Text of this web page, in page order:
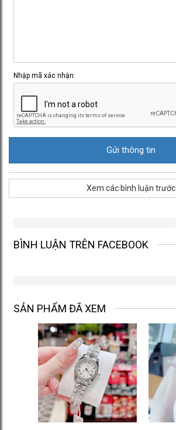
Nhập mã xác nhận:
Xem các bình luận trước
BÌNH LUẬN TRÊN FACEBOOK
SẢN PHẨM ĐÃ XEM